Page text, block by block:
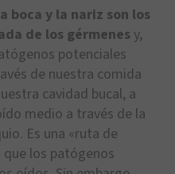
boca y la nariz son los
de los gérmenesy,
potenciales
de nuestra comida
cavidad bucal, a
medio a través de la
Es una «ruta de
los patógenos